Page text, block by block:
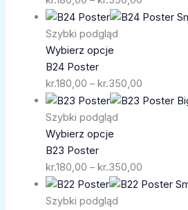
Szybki podgląd
Wybierz opcje
B24 Poster
kr.180,00 – kr.350,00
Zakres
kr.350,00
Szybki podgląd
Wybierz opcje
B23 Poster
kr.180,00 – kr.350,00
Zakres
kr.350,00
Szybki podgląd
Zakres